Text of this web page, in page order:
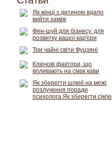
Як жінці з дитиною вдало
вийти заміж
Фен-шуй для бізнесу, для
розвитку вашої кар'єри
Три чайні світи Фуцзяні
Ключові фактори, що
впливають на смак кави
Як зберегти шлюб на межі
розлучення поради
психолога Як зберегти сім'ю